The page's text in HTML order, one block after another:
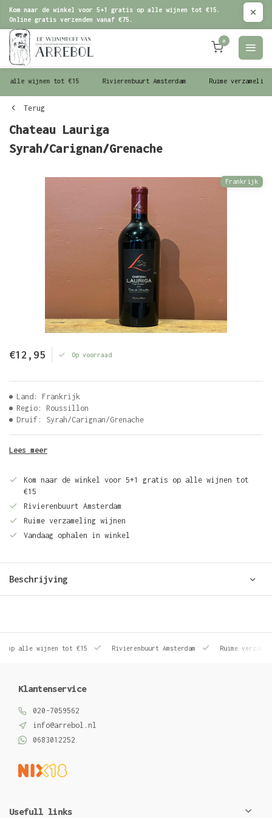
Kom naar de winkel voor 5+1 gratis op alle wijnen tot €15.
Online gratis verzenden vanaf €75.
0
wijnen tot €15 Rivierenbuurt Amsterdam Ruime verzameling
Terug
Chateau Lauriga
Syrah/Carignan/Grenache
Frankrijk
€12,95 Op voorraad
Land: Frankrijk
Regio: Roussillon
Druif: Syrah/Carignan/Grenache
Lees meer
Kom naar de winkel voor 5+1 gratis op alle wijnen tot
€15
Rivierenbuurt Amsterdam
Ruime verzameling wijnen
Vandaag ophalen in winkel
Beschrijving
wijnen tot €15 Rivierenbuurt Amsterdam Ruime verzameling
Klantenservice
020-7059562
info@arrebol.nl
0683012252
Usefull links